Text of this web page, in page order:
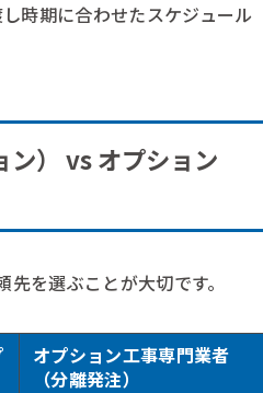
時期に合わせたスケジュール
ン） vs オプション
を選ぶことが大切です。
オプション工事専門業者
（分離発注）